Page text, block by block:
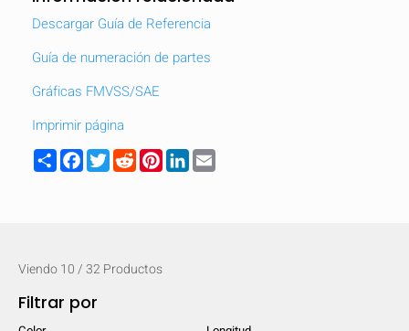
Descargar Guía de Referencia
Guía de numeración de partes
Gráficas FMVSS/SAE
Imprimir página
ShareFacebook
TwitterRedditPinterest
LinkedIn
Viendo10/32 Productos
Filtrar por